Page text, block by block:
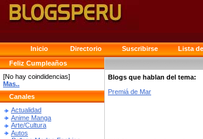
Inicio Directorio Suscribirse Lista
Feliz Cumpleaños
[No hay coindidencias]
Mas..
Canales
Actualidad
Anime Manga
Arte/Cultura
Autos
Blogs que hablan del tema:
Premiá de Mar